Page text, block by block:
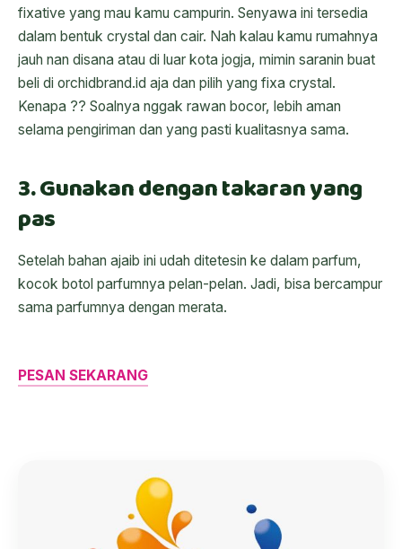
fixative yang mau kamu campurin. Senyawa ini tersedia
dalam bentuk crystal dan cair. Nah kalau kamu rumahnya
jauh nan disana atau di luar kota jogja, mimin saranin buat
beli di orchidbrand.id aja dan pilih yang fixa crystal.
Kenapa ?? Soalnya nggak rawan bocor, lebih aman
selama pengiriman dan yang pasti kualitasnya sama.
3. Gunakan dengan takaran yang
pas
Setelah bahan ajaib ini udah ditetesin ke dalam parfum,
kocok botol parfumnya pelan-pelan. Jadi, bisa bercampur
sama parfumnya dengan merata.
PESAN SEKARANG